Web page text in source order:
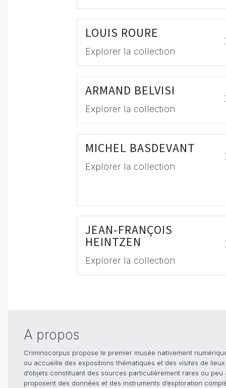
LOUIS ROURE
Explorer la collection
ARMAND BELVISI
Explorer la collection
MICHEL BASDEVANT
Explorer la collection
JEAN-FRANÇOIS
HEINTZEN
Explorer la collection
A propos
Criminocorpus propose le premier musée nativement
ou accueille des expositions thématiques et des visites de
d’objets constituant des sources particulièrement rares ou
proposent des données et des instruments d’exploration